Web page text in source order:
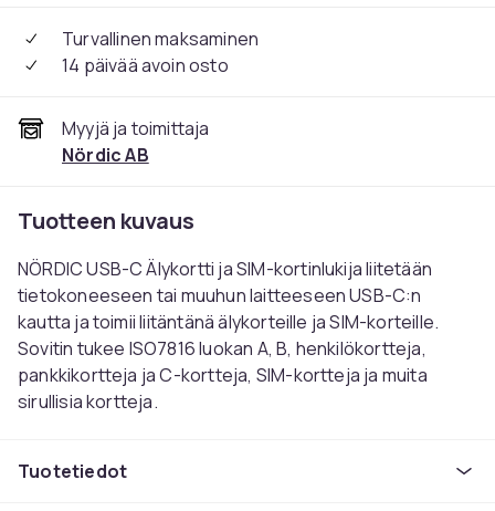
Turvallinen maksaminen
14 päivää avoin osto
Myyjä ja toimittaja
Nördic AB
Tuotteen kuvaus
NÖRDIC USB-C Älykortti ja SIM-kortinlukija liitetään
tietokoneeseen tai muuhun laitteeseen USB-C:n
kautta ja toimii liitäntänä älykorteille ja SIM-korteille.
Sovitin tukee ISO7816 luokan A, B, henkilökortteja,
pankkikortteja ja C-kortteja, SIM-kortteja ja muita
sirullisia kortteja.
Liitännät:
Tuotetiedot